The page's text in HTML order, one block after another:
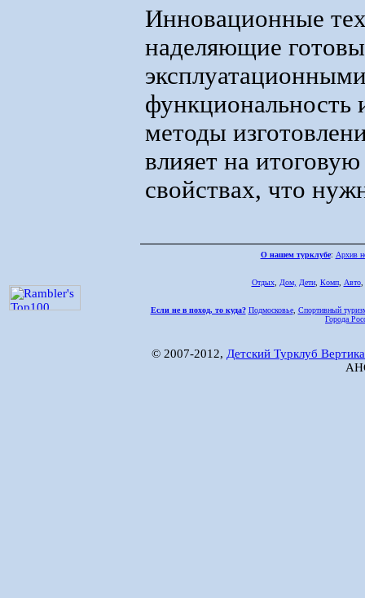
Инновационные
наделяющие
функциональность
методы
влияет на
свойствах, что
О нашем турклубе: Архив
Отдых, Дом, Дети, Комп, Авто,
Если не в поход, то куда? Подмосковье, Спортивный
Города
© 2007-2012, Детский Турклуб